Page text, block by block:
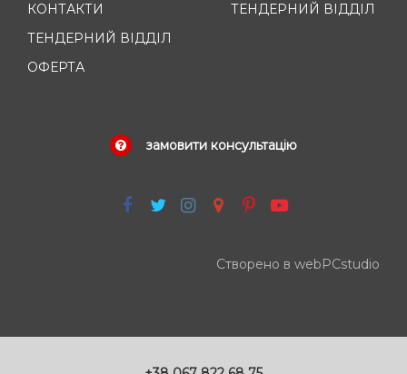
КОНТАКТИ
ТЕНДЕРНИЙ ВІДДІЛ
ОФЕРТА
ТЕНДЕРНИЙ ВІДДІЛ
замовити консультацію
Створено в webPCstudio